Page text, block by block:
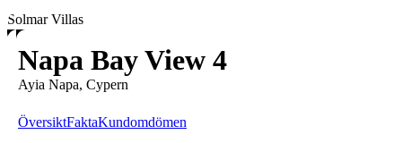
Solmar Villas
Napa Bay View 4
Ayia Napa, Cypern
ÖversiktFaktaKundomdömen